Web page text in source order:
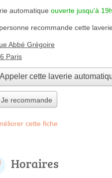
automatique ouverte jusqu'à 19h
recommande cette
Abbé Grégoire
Paris
cette laverie
recommande
cette fiche
Horaires